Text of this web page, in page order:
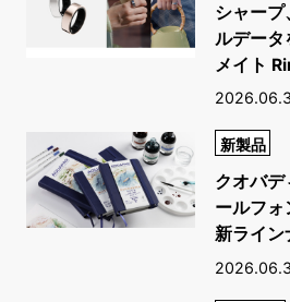
シャープ
ルデー
メイト
新製品
クオバデ
ールフ
新ライン